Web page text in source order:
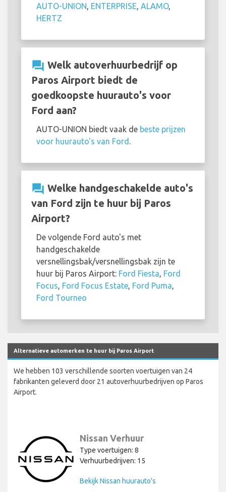
AUTO-UNION, ENTERPRISE, ALAMO,
HERTZ
question_answer Welk autoverhuurbedrijf op
Paros Airport biedt de
goedkoopste huurauto's voor
Ford aan?
AUTO-UNION biedt vaak de beste prijzen
voor huurauto's van Ford .
question_answer Welke handgeschakelde auto's
van Ford zijn te huur bij Paros
Airport?
De volgende Ford auto's met
handgeschakelde
versnellingsbak/versnellingsbak zijn te
huur bij Paros Airport: Ford Fiesta, Ford
Focus, Ford Focus Estate, Ford Puma,
Ford Tourneo
Alternatieve automerken te huur bij Paros Airport
We hebben 103 verschillende soorten voertuigen van 24
fabrikanten geleverd door 21 autoverhuurbedrijven op Paros
Airport.
Nissan Verhuur
Type voertuigen: 8
Verhuurbedrijven: 15
Bekijk Nissan huurauto's